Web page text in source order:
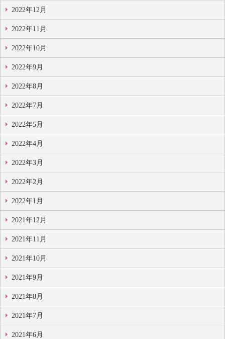
2022年12月
2022年11月
2022年10月
2022年9月
2022年8月
2022年7月
2022年5月
2022年4月
2022年3月
2022年2月
2022年1月
2021年12月
2021年11月
2021年10月
2021年9月
2021年8月
2021年7月
2021年6月